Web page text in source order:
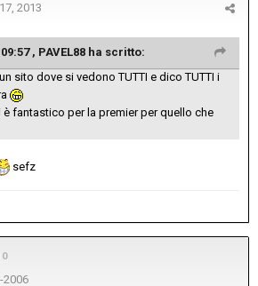
2013
, PAVEL88 ha scritto:
sito dove si vedono TUTTI e dico TUTTI i
fantastico per la premier per quello che
sefz
0
2006